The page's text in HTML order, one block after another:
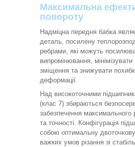
Максимальна
повороту
Надміцна передня бабка
деталь, посилену
ребрами, які можуть
випромінювання,
зміщення та знижувати
деформації.
Над високоточними
(клас 7) збираються
забезпечення максимального
та точності. Конфігурація
собою оптимальну
важких умов різання зі